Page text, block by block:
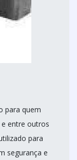
para quem
entre outros
para
segurança e